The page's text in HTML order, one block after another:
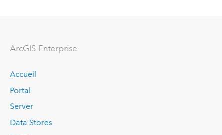
ArcGIS Enterprise
Accueil
Portal
Server
Data Stores